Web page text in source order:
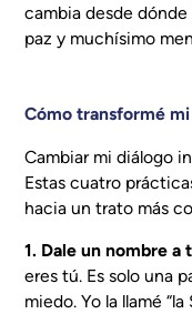
cambia desde dónde
paz y muchísimo
Cómo transformé
Cambiar mi diálogo
Estas cuatro
hacia un trato más
1. Dale un nombre
eres tú. Es solo una
miedo. Yo la llamé